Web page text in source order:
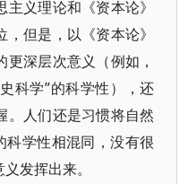
义理论和《资本论》
但是，以《资本论》
深层次意义（例如，
科学”的科学性），还
。人们还是习惯将自然
科学性相混同，没有很
发挥出来。